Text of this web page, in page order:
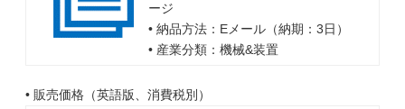
ージ
• 納品方法：Eメール（納期：3日）
• 産業分類：機械&装置
• 販売価格（英語版、消費税別）